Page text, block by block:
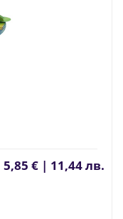
5,85 € | 11,44 лв.